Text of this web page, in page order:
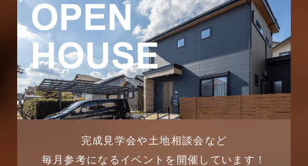
ブログ
マンション経営活用事例
よくある質問
リフォーム-ブログ
2025年10月
2025年9月
2025年8月
2025年6月
完成見学会や土地相談会など
毎月参考になるイベントを開催しています！